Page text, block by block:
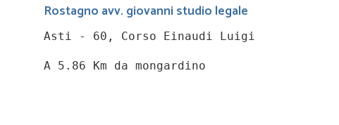
Rostagno avv. giovanni studio legale
Asti - 60, Corso Einaudi Luigi
A 5.86 Km da mongardino